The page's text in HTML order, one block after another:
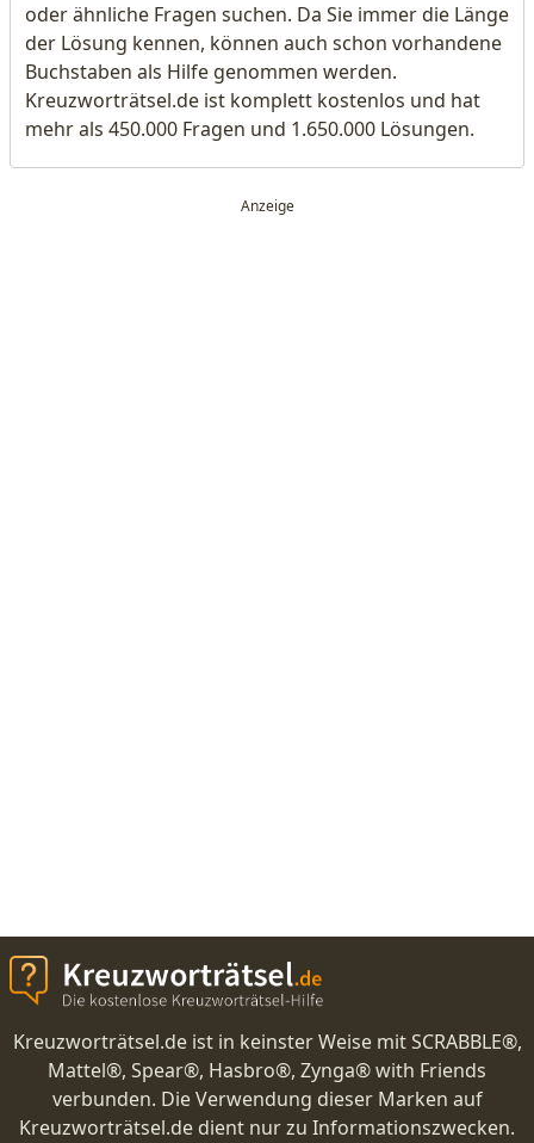
oder ähnliche Fragen suchen. Da Sie immer die Länge
der Lösung kennen, können auch schon vorhandene
Buchstaben als Hilfe genommen werden.
Kreuzworträtsel.de ist komplett kostenlos und hat
mehr als 450.000 Fragen und 1.650.000 Lösungen.
Kreuzworträtsel.de ist in keinster Weise mit SCRABBLE®,
Mattel®, Spear®, Hasbro®, Zynga® with Friends
verbunden. Die Verwendung dieser Marken auf
Kreuzworträtsel.de dient nur zu Informationszwecken.